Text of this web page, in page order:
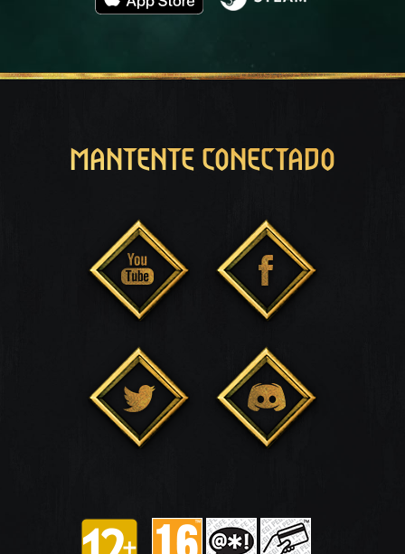
MANTENTE CONECTADO